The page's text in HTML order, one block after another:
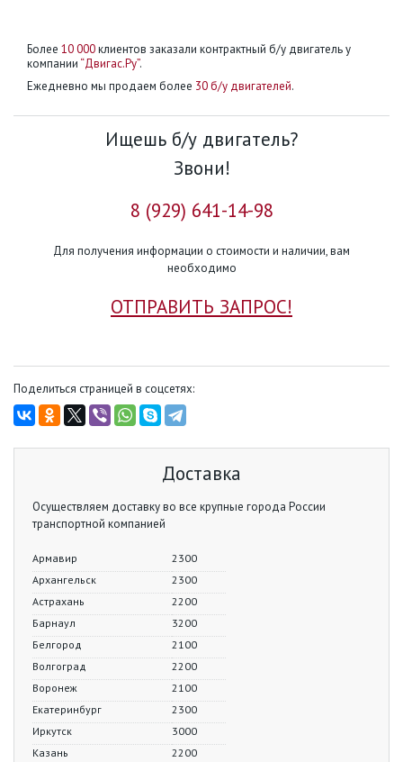
Более 10 000клиентов заказали контрактный б/у двигатель у
компании “Двигас.Ру”.
Ежедневно мы продаем более 30 б/у двигателей.
Ищешь б/у двигатель?
Звони!
8 (929) 641-14-98
Для получения информации о стоимости и наличии, вам
необходимо
ОТПРАВИТЬ ЗАПРОС!
Поделиться страницей в соцсетях:
Доставка
Осуществляем доставку во все крупные города России
транспортной компанией
Армавир
2300
Архангельск
2300
Астрахань
2200
Барнаул
3200
Белгород
2100
Волгоград
2200
Воронеж
2100
Екатеринбург
2300
Иркутск
3000
Казань
2200